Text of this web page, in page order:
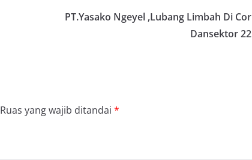
PT.Yasako Ngeyel ,Lubang Limbah Di Cor
Dansektor 22
Ruas yang wajib ditandai *